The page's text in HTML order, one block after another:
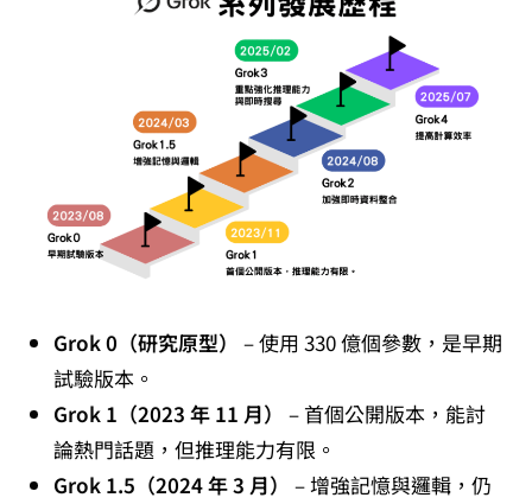
Grok 0（研究原型） – 使用 330 億個參數，是早期
試驗版本。
Grok 1（2023 年 11 月） – 首個公開版本，能討
論熱門話題，但推理能力有限。
Grok 1.5（2024 年 3 月） – 增強記憶與邏輯，仍